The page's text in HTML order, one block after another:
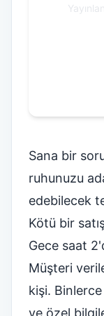
Sana bir
ruhunuzu
edebilecek
Kötü bir
Gece saat
Müşteri
kişi.
ve özel